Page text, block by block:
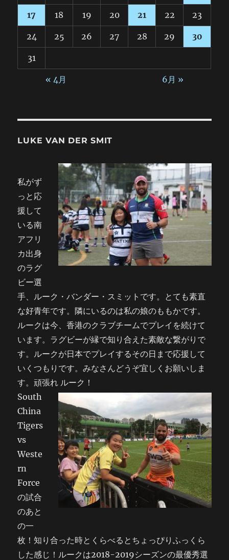
17 18 19 20 21 22 23
24 25 26 27 28 29 30
31
« 4月 6月 »
LUKE VAN DER SMIT
私がず
っと応
援して
いる南
アフリ
カ出身
のラグ
ビー選
手、ルーク・バンダー・スミットです。とても素直
な好青年です。隣にいるのは私の娘のももかです。
ルークは今、香港のクラブチームでプレイを続けて
います。ラグビーが縁で知り合えた素敵な繋がりで
す。ルークが日本でプレイするその日まで応援して
いくつもりです。みなさんどうぞ宜しくお願いしま
す。頑張れ ルーク！
South
China
Tigers
vs
Weste
rn
Force
の試合
のあと
の一
枚！知り合った時とくらべるとちょっぴりふっくら
した感じ！ルークは2018-2019シーズンの最優秀選